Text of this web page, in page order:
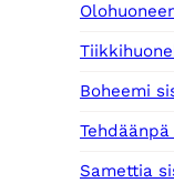
Boheemi
Samettia